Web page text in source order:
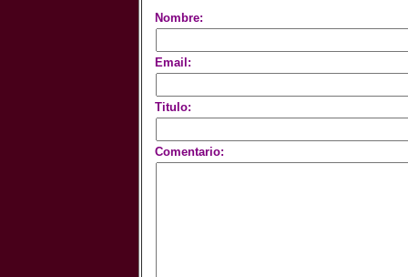
Nombre:
Email:
Titulo:
Comentario: